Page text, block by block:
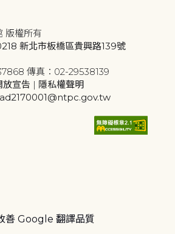
版權所有
新北市板橋區貴興路139號
傳真：02-29538139
放宣告 | 隱私權聲明
善 Google 翻譯品質